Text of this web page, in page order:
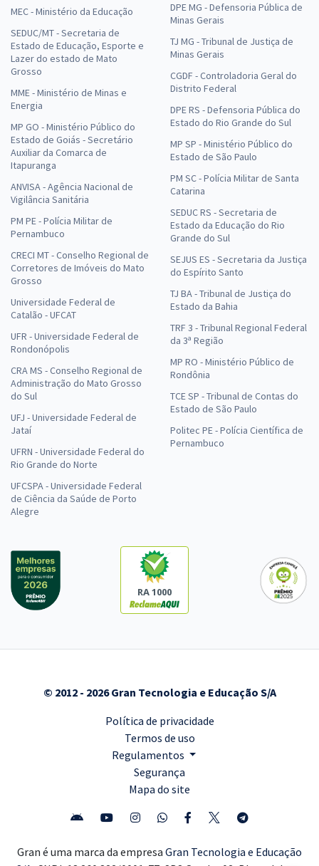
MEC - Ministério da Educação
SEDUC/MT - Secretaria de
Estado de Educação, Esporte e
Lazer do estado de Mato
Grosso
MME - Ministério de Minas e
Energia
MP GO - Ministério Público do
Estado de Goiás - Secretário
Auxiliar da Comarca de
Itapuranga
ANVISA - Agência Nacional de
Vigilância Sanitária
PM PE - Polícia Militar de
Pernambuco
CRECI MT - Conselho Regional de
Corretores de Imóveis do Mato
Grosso
Universidade Federal de
Catalão - UFCAT
UFR - Universidade Federal de
Rondonópolis
CRA MS - Conselho Regional de
Administração do Mato Grosso
do Sul
UFJ - Universidade Federal de
Jataí
UFRN - Universidade Federal do
Rio Grande do Norte
UFCSPA - Universidade Federal
de Ciência da Saúde de Porto
Alegre
DPE MG - Defensoria Pública de
Minas Gerais
TJ MG - Tribunal de Justiça de
Minas Gerais
CGDF - Controladoria Geral do
Distrito Federal
DPE RS - Defensoria Pública do
Estado do Rio Grande do Sul
MP SP - Ministério Público do
Estado de São Paulo
PM SC - Polícia Militar de Santa
Catarina
SEDUC RS - Secretaria de
Estado da Educação do Rio
Grande do Sul
SEJUS ES - Secretaria da Justiça
do Espírito Santo
TJ BA - Tribunal de Justiça do
Estado da Bahia
TRF 3 - Tribunal Regional Federal
da 3ª Região
MP RO - Ministério Público de
Rondônia
TCE SP - Tribunal de Contas do
Estado de São Paulo
Politec PE - Polícia Científica de
Pernambuco
RA 1000
© 2012 - 2026 Gran Tecnologia e Educação S/A
Política de privacidade
Termos de uso
Regulamentos
Segurança
Mapa do site
Gran é uma marca da empresa Gran Tecnologia e Educação